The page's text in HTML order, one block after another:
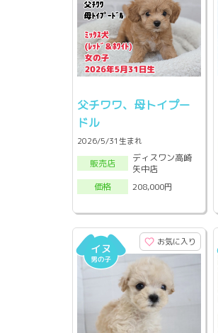
父チワワ、母トイプー
ドル
2026/5/31生まれ
販売店
ディスワン高崎
矢中店
価格
208,000円
お気に入り